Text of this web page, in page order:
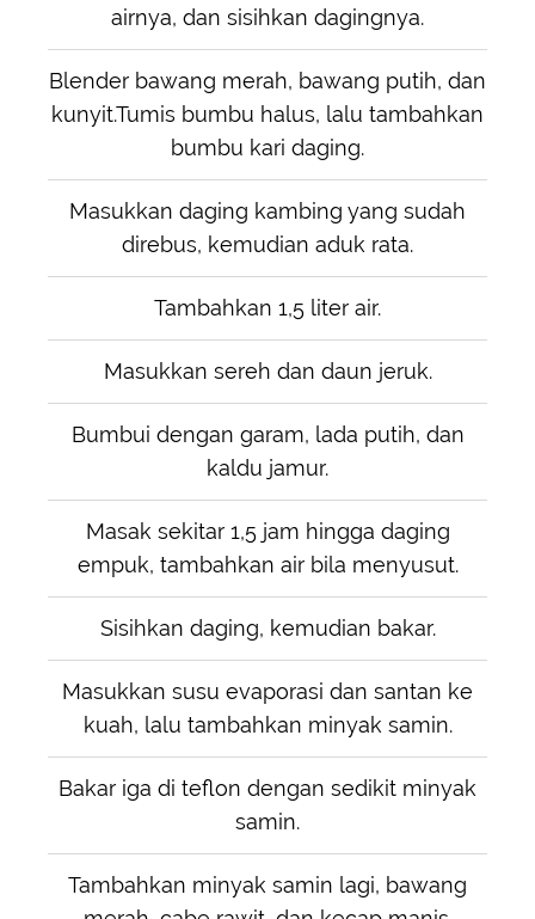
airnya, dan sisihkan dagingnya.
Blender bawang merah, bawang putih, dan
kunyit.Tumis bumbu halus, lalu tambahkan
bumbu kari daging.
Masukkan daging kambing yang sudah
direbus, kemudian aduk rata.
Tambahkan 1,5 liter air.
Masukkan sereh dan daun jeruk.
Bumbui dengan garam, lada putih, dan
kaldu jamur.
Masak sekitar 1,5 jam hingga daging
empuk, tambahkan air bila menyusut.
Sisihkan daging, kemudian bakar.
Masukkan susu evaporasi dan santan ke
kuah, lalu tambahkan minyak samin.
Bakar iga di teflon dengan sedikit minyak
samin.
Tambahkan minyak samin lagi, bawang